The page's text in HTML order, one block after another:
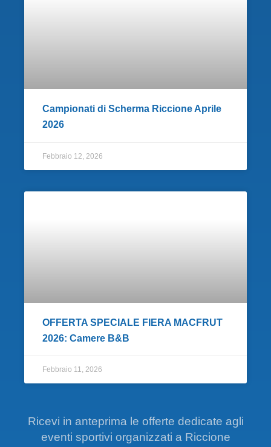
Campionati di Scherma Riccione Aprile
2026
Febbraio 12, 2026
OFFERTA SPECIALE FIERA MACFRUT
2026: Camere B&B
Febbraio 11, 2026
Ricevi in anteprima le offerte dedicate agli
eventi sportivi organizzati a Riccione